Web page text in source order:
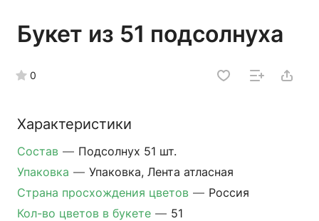
Букет из 51 подсолнуха
0
Характеристики
Состав — Подсолнух 51 шт.
Упаковка — Упаковка, Лента атласная
Страна просхождения цветов — Россия
Кол-во цветов в букете — 51